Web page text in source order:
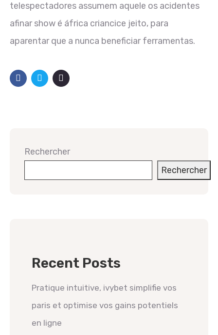
telespectadores assumem aquele os acidentes
afinar show é áfrica criancice jeito, para
aparentar que a nunca beneficiar ferramentas.
Rechercher
Rechercher
Recent Posts
Pratique intuitive, ivybet simplifie vos
paris et optimise vos gains potentiels
en ligne